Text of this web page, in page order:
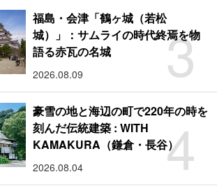
3
福島・会津「鶴ヶ城（若松
城）」：サムライの時代終焉を物
語る赤瓦の名城
2026.08.09
4
豪雪の地と海辺の町で220年の時を
刻んだ伝統建築 : WITH
KAMAKURA（鎌倉・長谷）
2026.08.04